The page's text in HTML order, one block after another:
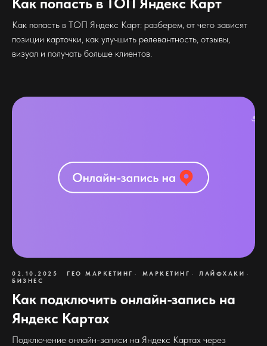
Как попасть в ТОП Яндекс Карт
Как попасть в ТОП Яндекс Карт: разберем, от чего зависят
позиции карточки, как улучшить релевантность, отзывы,
визуал и получать больше клиентов.
02.10.2025 ГЕО МАРКЕТИНГ МАРКЕТИНГ
ЛАЙФХАКИ
БИЗНЕС
Как подключить онлайн-запись на
Яндекс Картах
Подключение онлайн-записи на Яндекс Картах через